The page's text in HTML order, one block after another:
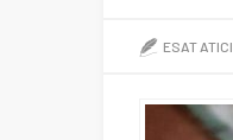
ESAT ATICI